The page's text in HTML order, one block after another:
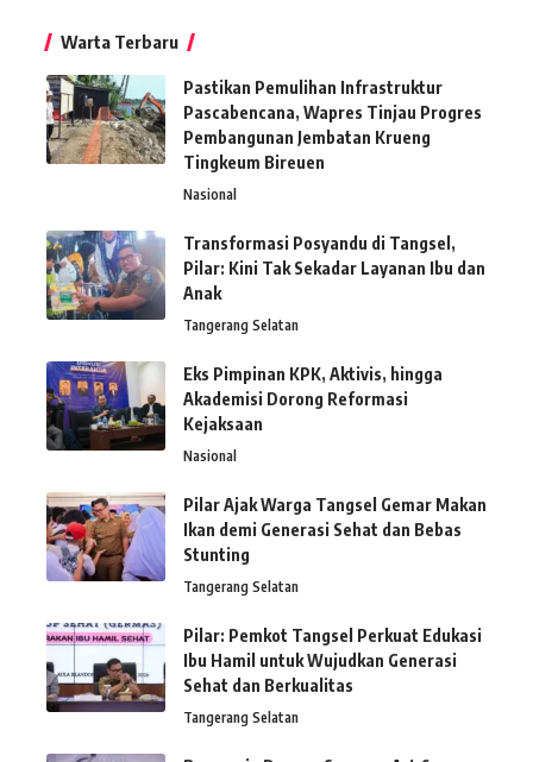
Warta Terbaru
Pastikan Pemulihan Infrastruktur
Pascabencana, Wapres Tinjau Progres
Pembangunan Jembatan Krueng
Tingkeum Bireuen
Nasional
Transformasi Posyandu di Tangsel,
Pilar: Kini Tak Sekadar Layanan Ibu dan
Anak
Tangerang Selatan
Eks Pimpinan KPK, Aktivis, hingga
Akademisi Dorong Reformasi
Kejaksaan
Nasional
Pilar Ajak Warga Tangsel Gemar Makan
Ikan demi Generasi Sehat dan Bebas
Stunting
Tangerang Selatan
Pilar: Pemkot Tangsel Perkuat Edukasi
Ibu Hamil untuk Wujudkan Generasi
Sehat dan Berkualitas
Tangerang Selatan